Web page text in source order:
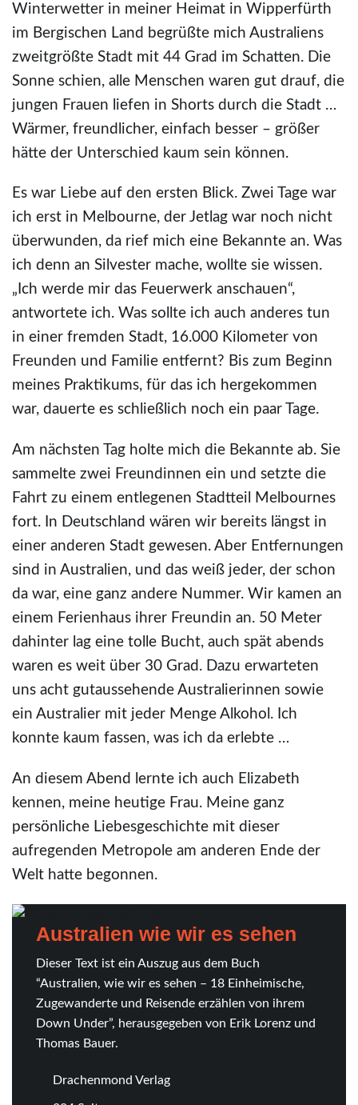
Winterwetter in meiner Heimat in Wipperfürth
im Bergischen Land begrüßte mich Australiens
zweitgrößte Stadt mit 44 Grad im Schatten. Die
Sonne schien, alle Menschen waren gut drauf, die
jungen Frauen liefen in Shorts durch die Stadt …
Wärmer, freundlicher, einfach besser – größer
hätte der Unterschied kaum sein können.
Es war Liebe auf den ersten Blick. Zwei Tage war
ich erst in Melbourne, der Jetlag war noch nicht
überwunden, da rief mich eine Bekannte an. Was
ich denn an Silvester mache, wollte sie wissen.
„Ich werde mir das Feuerwerk anschauen“,
antwortete ich. Was sollte ich auch anderes tun
in einer fremden Stadt, 16.000 Kilometer von
Freunden und Familie entfernt? Bis zum Beginn
meines Praktikums, für das ich hergekommen
war, dauerte es schließlich noch ein paar Tage.
Am nächsten Tag holte mich die Bekannte ab. Sie
sammelte zwei Freundinnen ein und setzte die
Fahrt zu einem entlegenen Stadtteil Melbournes
fort. In Deutschland wären wir bereits längst in
einer anderen Stadt gewesen. Aber Entfernungen
sind in Australien, und das weiß jeder, der schon
da war, eine ganz andere Nummer. Wir kamen an
einem Ferienhaus ihrer Freundin an. 50 Meter
dahinter lag eine tolle Bucht, auch spät abends
waren es weit über 30 Grad. Dazu erwarteten
uns acht gutaussehende Australierinnen sowie
ein Australier mit jeder Menge Alkohol. Ich
konnte kaum fassen, was ich da erlebte …
An diesem Abend lernte ich auch Elizabeth
kennen, meine heutige Frau. Meine ganz
persönliche Liebesgeschichte mit dieser
aufregenden Metropole am anderen Ende der
Welt hatte begonnen.
Australien wie wir es sehen
Dieser Text ist ein Auszug aus dem Buch
“Australien, wie wir es sehen – 18 Einheimische,
Zugewanderte und Reisende erzählen von ihrem
Down Under”, herausgegeben von Erik Lorenz und
Thomas Bauer.
Drachenmond Verlag